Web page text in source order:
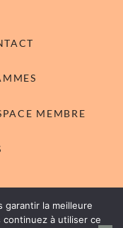
MEMBRE
réservés
garantir la meilleure
à utiliser ce